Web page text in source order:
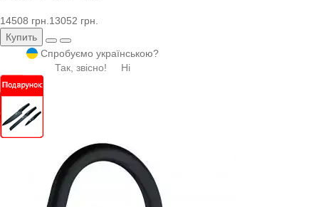
14508 грн. 13052 грн.
Купить
Спробуємо українською?
Так, звісно!
Ні